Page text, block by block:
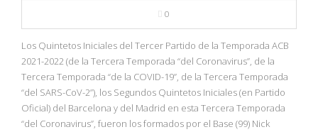
0
Los Quintetos Iniciales del Tercer Partido de la Temporada ACB
2021-2022 (de la Tercera Temporada “del Coronavirus”, de la
Tercera Temporada “de la COVID-19”, de la Tercera Temporada
“del SARS-CoV-2”), los Segundos Quintetos Iniciales (en Partido
Oficial) del Barcelona y del Madrid en esta Tercera Temporada
“del Coronavirus”, fueron los formados por el Base (99) Nick